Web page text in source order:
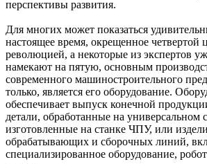
перспективы развития.
Для многих может показаться
настоящее время, окрещенное четвертой
революцией, а некоторые из экспертов
намекают на пятую, основным
современного машиностроительного
только, является его оборудование.
обеспечивает выпуск конечной
детали, обработанные на универсальном
изготовленные на станке ЧПУ, или
обрабатывающих и сборочных линий,
специализированное оборудование,